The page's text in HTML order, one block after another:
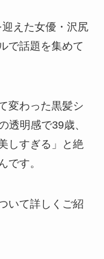
えた女優・沢尻
で話題を集めて
変わった黒髪シ
透明感で39歳、
しすぎる」と絶
です。
いて詳しくご紹